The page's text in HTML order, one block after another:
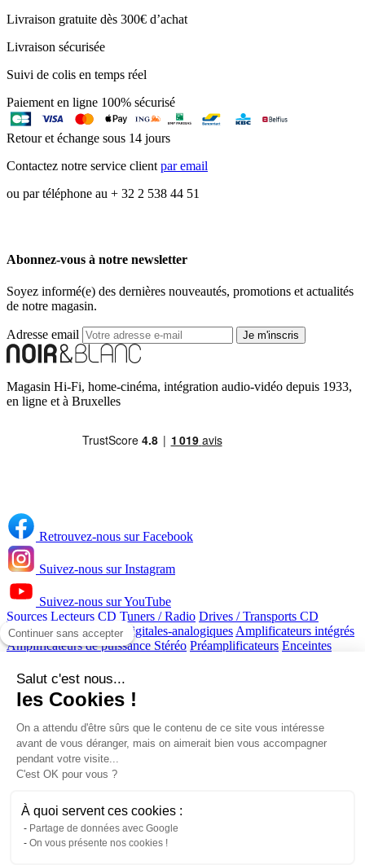
Livraison gratuite dès 300€ d’achat
Livraison sécurisée
Suivi de colis en temps réel
Paiement en ligne 100% sécurisé
Retour et échange sous 14 jours
Contactez notre service clientpar email
ou par téléphone au + 32 2 538 44 51
Abonnez-vous à notre newsletter
Soyez informé(e) des dernières nouveautés, promotions et actualités
de notre magasin.
Adresse email Je m'inscris
Magasin Hi-Fi, home-cinéma, intégration audio-vidéo depuis 1933,
en ligne et à Bruxelles
Retrouvez-nous sur Facebook
Suivez-nous sur Instagram
Suivez-nous sur YouTube
Sources Lecteurs CD Tuners / Radio Drives / Transports CD
Convertisseurs (DAC) digitales-analogiques Amplificateurs intégrés
Amplificateurs de puissance Stéréo Préamplificateurs Enceintes
Préamplificateurs processeurs
cinéma
Lecteurs DVD, Blu-ray, UHD 4K
Ecrans de projection Télécommandes
Ensembles 5.1 Écouteurs intra-auriculaires Casques avec réducteur
de bruit Casques Hifi sans fils Meubles audio-vidéo Supports
plafonds et muraux pour projecteurs
Pieds de découplage Démagnétiseurs / Générateurs d'ondes /
réseau / Radio InternetAttaches murales pour enceintes
Amplis casques
Enceintes Centrales
Enceintes Surround Enceintes Encastrables
Câbles caisson de basses / subwoofer
Continuer sans accepter
Salut c'est nous...
les Cookies !
On a attendu d'être sûrs que le contenu de ce site vous intéresse
avant de vous déranger, mais on aimerait bien vous accompagner
pendant votre visite...
C'est OK pour vous ?
À quoi servent ces cookies :
Partage de données avec Google
On vous présente nos cookies !